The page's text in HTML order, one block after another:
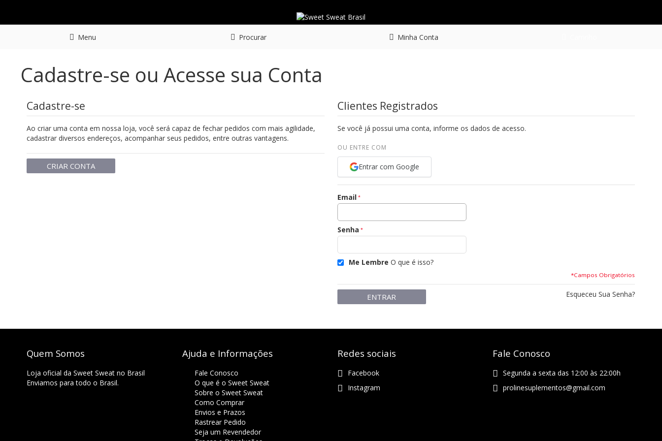
Menu Procurar Minha Conta
Cadastre-se ou Acesse sua Conta
Cadastre-se
Ao criar uma conta em nossa loja, você será capaz de fechar pedidos com mais agilidade,
cadastrar diversos endereços, acompanhar seus pedidos, entre outras vantagens.
CRIAR CONTA
Clientes Registrados
Se você já possui uma conta, informe os dados de acesso.
OU ENTRE COM
Entrar com Google
Email
Senha
Me Lembre O que é isso?
*Campos Obrigatórios
Esqueceu Sua Senha?
ENTRAR
Quem Somos
Loja oficial da Sweet Sweat no Brasil
Enviamos para todo o Brasil.
Ajuda e Informações
Fale Conosco
O que é o Sweet Sweat
Sobre o Sweet Sweat
Como Comprar
Envios e Prazos
Rastrear Pedido
Seja um Revendedor
Redes sociais
Facebook
Instagram
Fale Conosco
Segunda a sexta das 12:00 às 22:00h
prolinesuplementos@gmail.com